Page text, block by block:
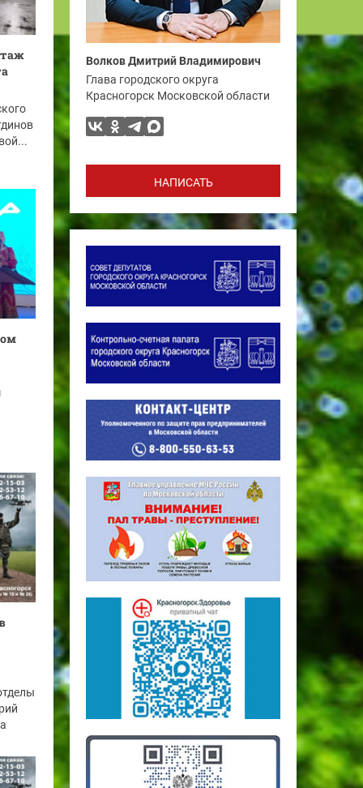
Волков Дмитрий Владимирович
Глава городского округа
Красногорск Московской области
НАПИСАТЬ